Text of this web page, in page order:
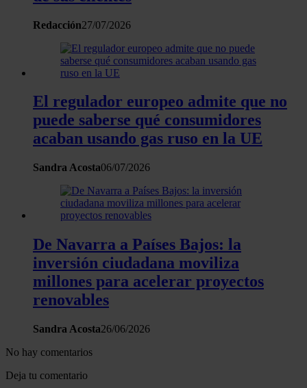
nuestros partners de redes sociales, publicidad y análisis
web, quienes pueden combinarla con otra información
partir del uso que haya hecho de sus servicios.
Redacción27/07/2026
El regulador europeo admite que no
puede saberse qué consumidores
acaban usando gas ruso en la UE
Sandra Acosta06/07/2026
De Navarra a Países Bajos: la
inversión ciudadana moviliza
millones para acelerar proyectos
renovables
Sandra Acosta26/06/2026
No hay comentarios
Deja tu comentario